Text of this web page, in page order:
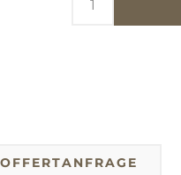
OFFERTANFRAGE